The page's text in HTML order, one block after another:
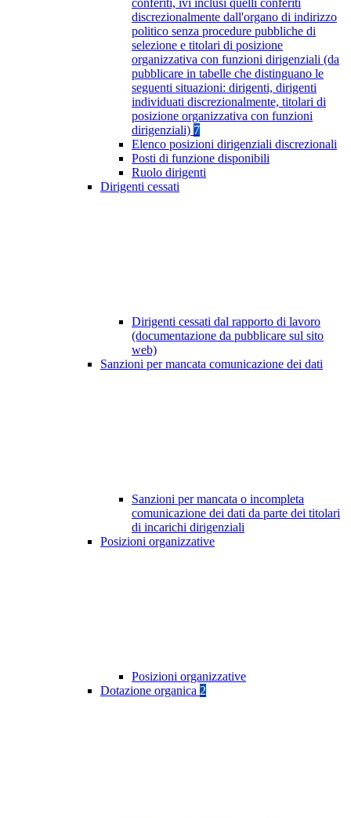
conferiti, ivi inclusi quelli conferiti
discrezionalmente dall'organo di indirizzo
politico senza procedure pubbliche di
selezione e titolari di posizione
organizzativa con funzioni dirigenziali (da
pubblicare in tabelle che distinguano le
seguenti situazioni: dirigenti, dirigenti
individuati discrezionalmente, titolari di
posizione organizzativa con funzioni
dirigenziali) 7
Elenco posizioni dirigenziali discrezionali
Posti di funzione disponibili
Ruolo dirigenti
Dirigenti cessati
Dirigenti cessati dal rapporto di lavoro
(documentazione da pubblicare sul sito
web)
Sanzioni per mancata comunicazione dei dati
Sanzioni per mancata o incompleta
comunicazione dei dati da parte dei titolari
di incarichi dirigenziali
Posizioni organizzative
Posizioni organizzative
Dotazione organica 2